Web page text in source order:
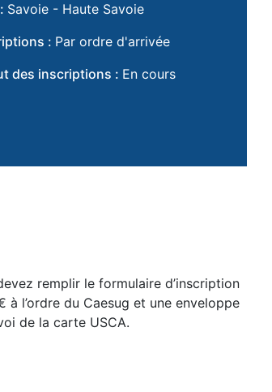
Savoie - Haute Savoie
: Par ordre d'arrivée
des inscriptions : En cours
remplir le formulaire d’inscription
l’ordre du Caesug et une enveloppe
de la carte USCA.